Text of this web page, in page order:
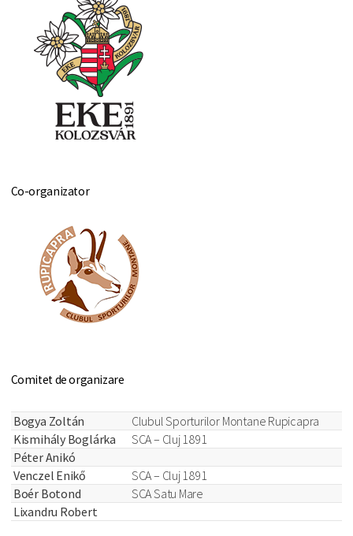
Co-organizator
Comitet de organizare
Bogya Zoltán
Clubul Sporturilor Montane Rupicapra
Kismihály Boglárka
SCA – Cluj 1891
Péter Anikó
Venczel Enikő
SCA – Cluj 1891
Boér Botond
SCA Satu Mare
Lixandru Robert